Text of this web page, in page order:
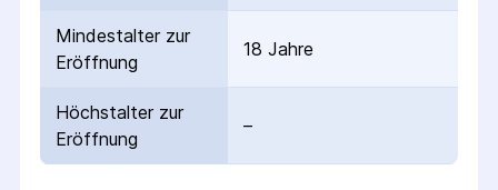
Mindestalter zur
Eröffnung
18 Jahre
Höchstalter zur
Eröffnung
–